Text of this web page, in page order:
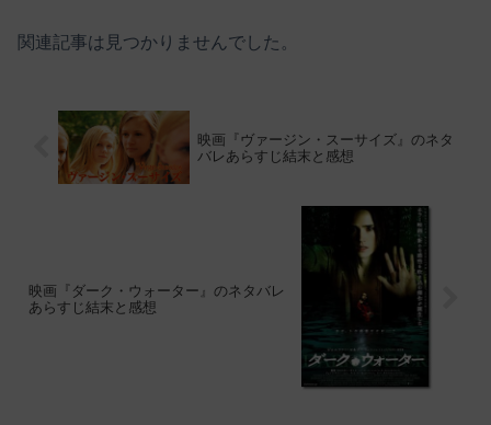
関連記事は見つかりませんでした。
映画『ヴァージン・スーサイズ』のネタ
バレあらすじ結末と感想
映画『ダーク・ウォーター』のネタバレ
あらすじ結末と感想